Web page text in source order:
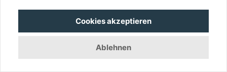
Cookies akzeptieren
Ablehnen